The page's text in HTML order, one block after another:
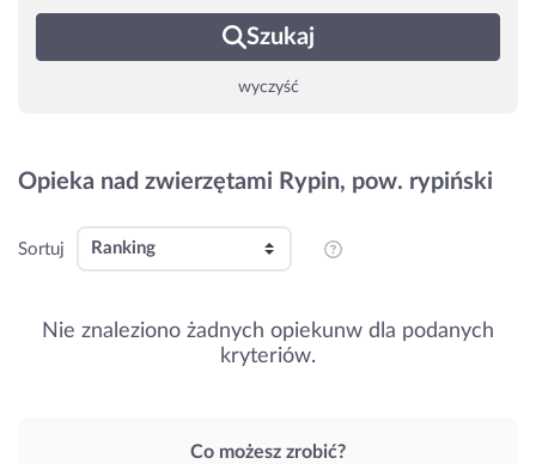
Szukaj
wyczyść
Opieka nad zwierzętami Rypin, pow. rypiński
Sortuj
Nie znaleziono żadnych opiekunw dla podanych
kryteriów.
Co możesz zrobić?